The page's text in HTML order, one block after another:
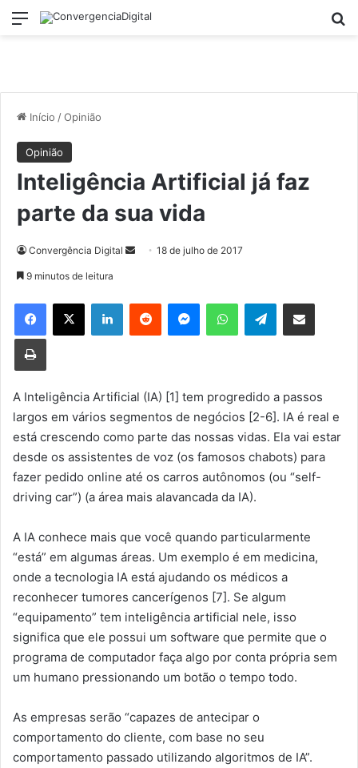
Menu
Início /Opinião
Opinião
Inteligência Artificial já faz
parte da sua vida
Convergência Digital
-
m
a
i
l
18 de julho de 2017
9 minutos de leitura
Telegram
A Inteligência Artificial (IA) [1] tem progredido a passos
largos em vários segmentos de negócios [2-6]. IA é real e
está crescendo como parte das nossas vidas. Ela vai estar
desde os assistentes de voz (os famosos chabots) para
fazer pedido online até os carros autônomos (ou “self-
driving car”) (a área mais alavancada da IA).
A IA conhece mais que você quando particularmente
“está” em algumas áreas. Um exemplo é em medicina,
onde a tecnologia IA está ajudando os médicos a
reconhecer tumores cancerígenos [7]. Se algum
“equipamento” tem inteligência artificial nele, isso
significa que ele possui um software que permite que o
programa de computador faça algo por conta própria sem
um humano pressionando um botão o tempo todo.
As empresas serão “capazes de antecipar o
comportamento do cliente, com base no seu
comportamento passado utilizando algoritmos de IA”.